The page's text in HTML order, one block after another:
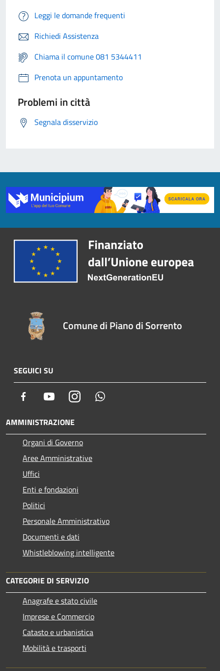
Leggi le domande frequenti
Richiedi Assistenza
Chiama il comune 081 5344411
Prenota un appuntamento
Problemi in città
Segnala disservizio
Comune di Piano di Sorrento
SEGUICI SU
Facebook YoutubeInstagram
AMMINISTRAZIONE
Organi di Governo
Aree Amministrative
Uffici
Enti e fondazioni
Politici
Personale Amministrativo
Documenti e dati
Whistleblowing intelligente
CATEGORIE DI SERVIZIO
Anagrafe e stato civile
Imprese e Commercio
Catasto e urbanistica
Mobilità e trasporti